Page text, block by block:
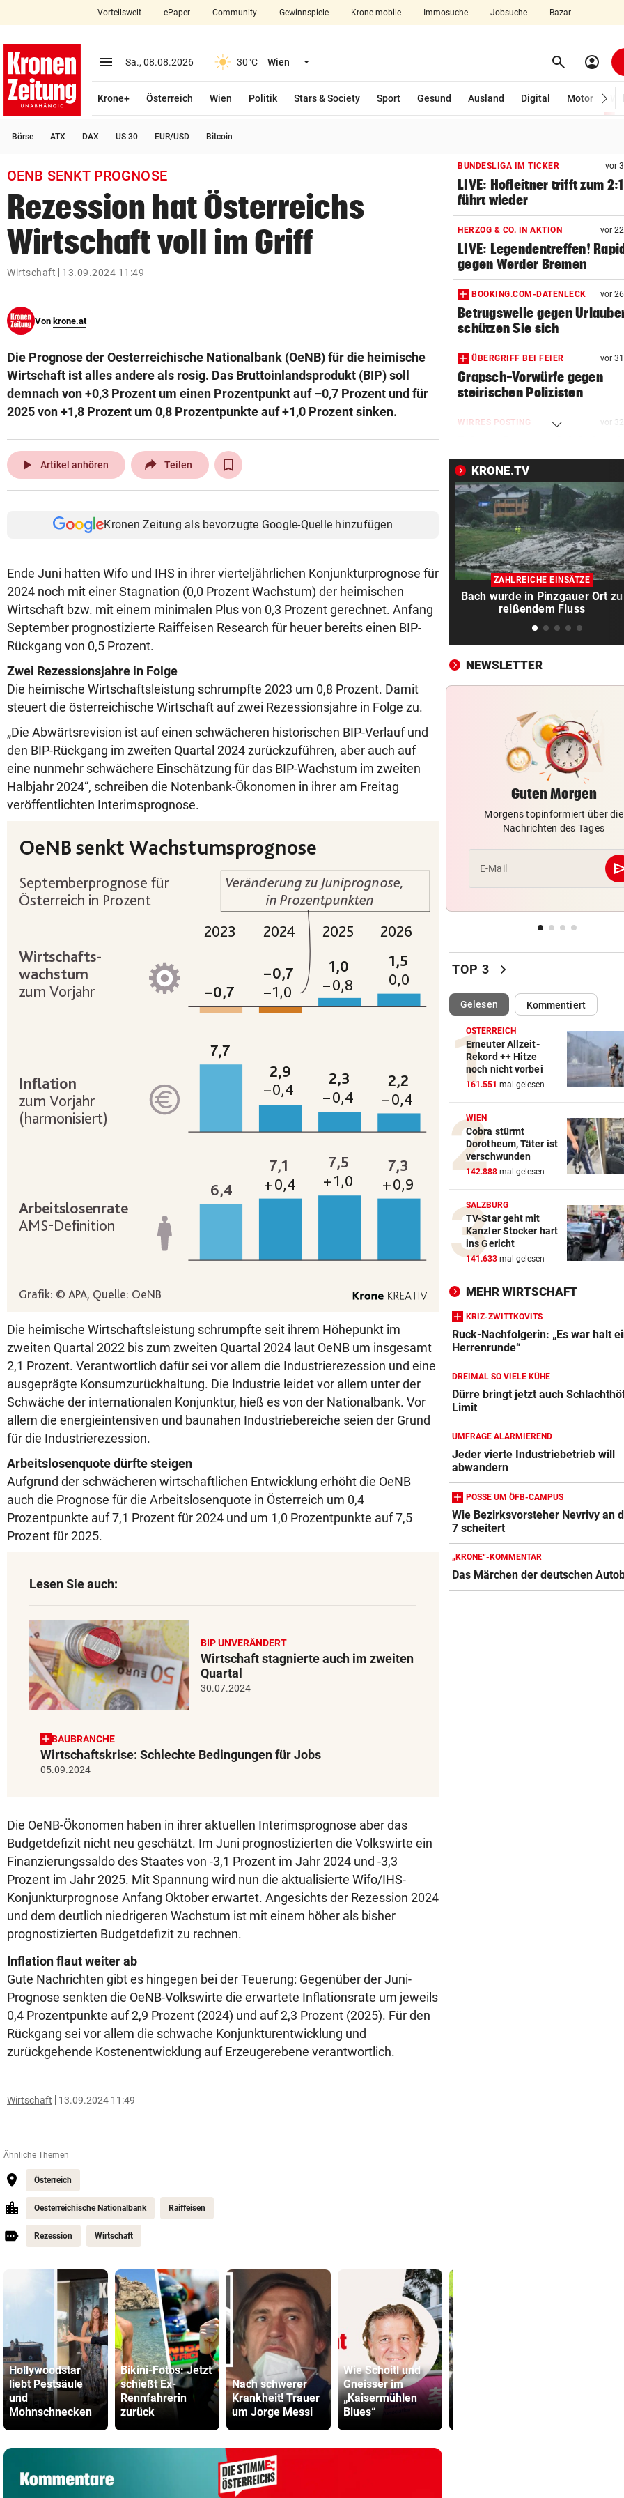
closeSchließen
account_circle Anmelden
arrow_right
bookmark
search
Suchbegriff
eingeben
© Krone Multimedia GmbH & Co KG 2026
Vorteilswelt ePaper Community Gewinnspiele Krone mobile Immosuche Jobsuche Bazar
menu Menü aufklappen
Sa., 08.08.2026 30°C Wien Menü aufklappen search Suchen
account_circle
Krone+ Österreich Wien Politik Stars & Society Sport Gesund Ausland Digital Motor
Börse ATX DAX US 30 EUR/USD Bitcoin
OENB SENKT PROGNOSE
Rezession hat Österreichs
Wirtschaft voll im Griff
Wirtschaft 13.09.2024 11:49
Von krone.at
Die Prognose der Oesterreichische Nationalbank (OeNB) für die heimische
Wirtschaft ist alles andere als rosig. Das Bruttoinlandsprodukt (BIP) soll
demnach von +0,3 Prozent um einen Prozentpunkt auf –0,7 Prozent und für
2025 von +1,8 Prozent um 0,8 Prozentpunkte auf +1,0 Prozent sinken.
play_arrow Artikel anhören Teilen
Kronen Zeitung als bevorzugte Google-Quelle hinzufügen
Ende Juni hatten Wifo und IHS in ihrer vierteljährlichen Konjunkturprognose für
2024 noch mit einer Stagnation (0,0 Prozent Wachstum) der heimischen
Wirtschaft bzw. mit einem minimalen Plus von 0,3 Prozent gerechnet. Anfang
September prognostizierte Raiffeisen Research für heuer bereits einen BIP-
Rückgang von 0,5 Prozent.
Zwei Rezessionsjahre in Folge
Die heimische Wirtschaftsleistung schrumpfte 2023 um 0,8 Prozent. Damit
steuert die österreichische Wirtschaft auf zwei Rezessionsjahre in Folge zu.
„Die Abwärtsrevision ist auf einen schwächeren historischen BIP-Verlauf und
den BIP-Rückgang im zweiten Quartal 2024 zurückzuführen, aber auch auf
eine nunmehr schwächere Einschätzung für das BIP-Wachstum im zweiten
Halbjahr 2024“, schreiben die Notenbank-Ökonomen in ihrer am Freitag
veröffentlichten Interimsprognose.
Die heimische Wirtschaftsleistung schrumpfte seit ihrem Höhepunkt im
zweiten Quartal 2022 bis zum zweiten Quartal 2024 laut OeNB um insgesamt
2,1 Prozent. Verantwortlich dafür sei vor allem die Industrierezession und eine
ausgeprägte Konsumzurückhaltung. Die Industrie leidet vor allem unter der
Schwäche der internationalen Konjunktur, hieß es von der Nationalbank. Vor
allem die energieintensiven und baunahen Industriebereiche seien der Grund
für die Industrierezession.
Arbeitslosenquote dürfte steigen
Aufgrund der schwächeren wirtschaftlichen Entwicklung erhöht die OeNB
auch die Prognose für die Arbeitslosenquote in Österreich um 0,4
Prozentpunkte auf 7,1 Prozent für 2024 und um 1,0 Prozentpunkte auf 7,5
Prozent für 2025.
Lesen Sie auch:
BIP UNVERÄNDERT
Wirtschaft stagnierte auch im zweiten
Quartal
30.07.2024
BAUBRANCHE
Wirtschaftskrise: Schlechte Bedingungen für Jobs
05.09.2024
Die OeNB-Ökonomen haben in ihrer aktuellen Interimsprognose aber das
Budgetdefizit nicht neu geschätzt. Im Juni prognostizierten die Volkswirte ein
Finanzierungssaldo des Staates von -3,1 Prozent im Jahr 2024 und -3,3
Prozent im Jahr 2025. Mit Spannung wird nun die aktualisierte Wifo/IHS-
Konjunkturprognose Anfang Oktober erwartet. Angesichts der Rezession 2024
und dem deutlich niedrigeren Wachstum ist mit einem höher als bisher
prognostizierten Budgetdefizit zu rechnen.
Inflation flaut weiter ab
Gute Nachrichten gibt es hingegen bei der Teuerung: Gegenüber der Juni-
Prognose senkten die OeNB-Volkswirte die erwartete Inflationsrate um jeweils
0,4 Prozentpunkte auf 2,9 Prozent (2024) und auf 2,3 Prozent (2025). Für den
Rückgang sei vor allem die schwache Konjunkturentwicklung und
zurückgehende Kostenentwicklung auf Erzeugerebene verantwortlich.
Wirtschaft 13.09.2024 11:49
Ähnliche Themen
Österreich
Oesterreichische Nationalbank Raiffeisen
Rezession Wirtschaft
Hollywoodstar
liebt Pestsäule
und
Mohnschnecken
Bikini-Fotos: Jetzt
schießt Ex-
Rennfahrerin
zurück
Nach schwerer
Krankheit! Trauer
um Jorge Messi
Wie Schoitl und
Gneisser im
„Kaisermühlen
Blues“
BUNDESLIGA IM TICKER vor
LIVE: Hofleitner trifft zum
führt wieder
HERZOG & CO. IN AKTION vor
LIVE: Legendentreffen! Rapid
gegen Werder Bremen
BOOKING.COM-DATENLECK vor
Betrugswelle gegen
schützen Sie sich
ÜBERGRIFF BEI FEIER vor
Grapsch-Vorwürfe gegen
steirischen Polizisten
WIRRES POSTING vor
Mama versagt“
WEITER KEINE ERHOLUNG vor
Im Osten: Kommende Woche
unter 30 Grad
FEUERWEHR GEFORDERT vor 32
In nur acht Stunden fuhren
Autos in Baugruben
AFLE TOP-SPIEL:
LIVE: Vienna Vikings treffen
Wroclav Panthers
Hartberg – Sturm
42 TIERE ABGENOMMEN vor
180.000 Euro Steuergeld für
falschen Tierschutz
MotoGP: Martin holt sich
UNGLÜCKLICH vor
Salzburg-Talent verletzte
„Unfassbar“: Auch AK-
über Stocker empört
NEUE REGIONALLIGA
„In die Top-4 zu kommen,
immens schwer!“
BÖSE ERINNERUNGEN vor
Mure im Valsertal: „Hier
RISKANTES MANÖVER vor
Biker bei Überholversuch
L200 verunfallt
RADFAHRERIN FAND WRACK vor
Tödlicher Unfall wurde erst
Stunden entdeckt
VIER VERLETZTE vor 2
Radfahrer an
GROSSER TRIUMPH
SIEG! Felix Gall gewinnt die
Burgos-Rundfahrt
Pool trotz Verbot gefüllt? Das
KRONE.TV
ZAHLREICHE EINSÄTZE
Bach wurde in Pinzgauer Ort zu
reißendem Fluss
NEWSLETTER
Guten Morgen
Morgens topinformiert über die
Nachrichten des Tages
E-Mail
TOP 3 chevron_right
Gelesen(ausgewählt)Kommentiert
ÖSTERREICH
Erneuter Allzeit-
Rekord ++ Hitze
noch nicht vorbei
161.551 mal gelesen
WIEN
Cobra stürmt
Dorotheum, Täter ist
verschwunden
142.888 mal gelesen
SALZBURG
TV-Star geht mit
Kanzler Stocker hart
ins Gericht
141.633 mal gelesen
MEHR WIRTSCHAFT
KRIZ-ZWITTKOVITS
Ruck-Nachfolgerin: „Es war halt
Herrenrunde“
DREIMAL SO VIELE KÜHE
Dürre bringt jetzt auch
Limit
UMFRAGE ALARMIEREND
Jeder vierte Industriebetrieb will
abwandern
POSSE UM ÖFB-CAMPUS
Wie Bezirksvorsteher Nevrivy an
7 scheitert
„KRONE“-KOMMENTAR
Das Märchen der deutschen